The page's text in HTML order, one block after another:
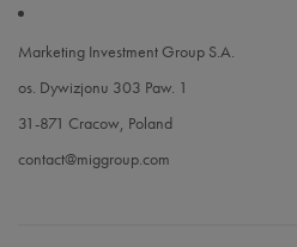
Marketing Investment Group S.A.
os. Dywizjonu 303 Paw. 1
31-871 Cracow, Poland
contact@miggroup.com